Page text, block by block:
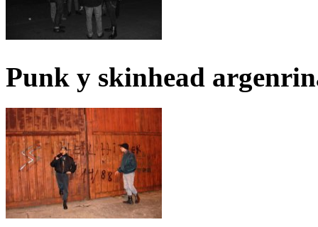
Punk y skinhead